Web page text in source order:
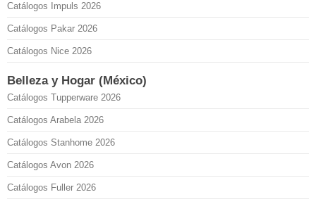
Catálogos Impuls 2026
Catálogos Pakar 2026
Catálogos Nice 2026
Belleza y Hogar (México)
Catálogos Tupperware 2026
Catálogos Arabela 2026
Catálogos Stanhome 2026
Catálogos Avon 2026
Catálogos Fuller 2026